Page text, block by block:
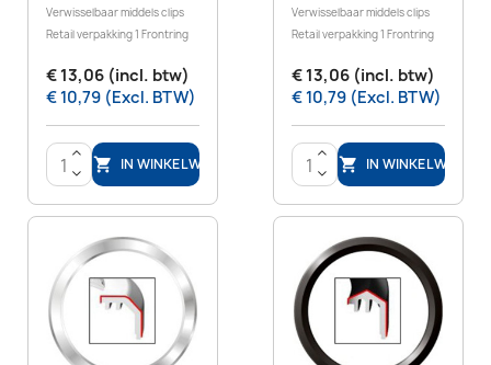
Verwisselbaar middels clips
Retail verpakking 1 Frontring
€ 13,06 (incl. btw)
€ 10,79 (Excl. BTW)
>
<
 IN WINKELWAGEN
Verwisselbaar middels clips
Retail verpakking 1 Frontring
€ 13,06 (incl. btw)
€ 10,79 (Excl. BTW)
>
<
 IN WINKELWAGEN